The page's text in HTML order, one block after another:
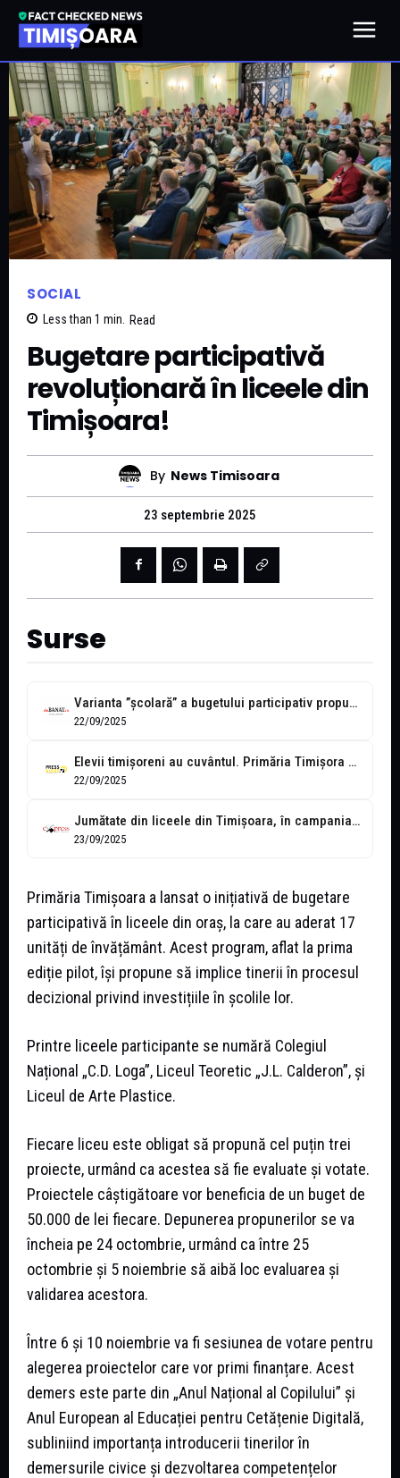
SOCIAL
Less than 1 min. Read
Bugetare participativă
revoluționară în liceele din
Timișoara!
By News Timisoara
23 septembrie 2025
Surse
Varianta ”școlară” a bugetului participativ propus în acest an de Primăria Timișoara...
22/09/2025
Elevii timișoreni au cuvântul. Primăria Timișora a anunțat lista școlilor înscrise în...
22/09/2025
Jumătate din liceele din Timișoara, în campania de bugetare participativă a primăriei
23/09/2025
Primăria Timișoara a lansat o inițiativă de bugetare
participativă în liceele din oraș, la care au aderat 17
unități de învățământ. Acest program, aflat la prima
ediție pilot, își propune să implice tinerii în procesul
decizional privind investițiile în școlile lor.
Printre liceele participante se numără Colegiul
Național „C.D. Loga”, Liceul Teoretic „J.L. Calderon”, și
Liceul de Arte Plastice.
Fiecare liceu este obligat să propună cel puțin trei
proiecte, urmând ca acestea să fie evaluate și votate.
Proiectele câștigătoare vor beneficia de un buget de
50.000 de lei fiecare. Depunerea propunerilor se va
încheia pe 24 octombrie, urmând ca între 25
octombrie și 5 noiembrie să aibă loc evaluarea și
validarea acestora.
Între 6 și 10 noiembrie va fi sesiunea de votare pentru
alegerea proiectelor care vor primi finanțare. Acest
demers este parte din „Anul Național al Copilului” și
Anul European al Educației pentru Cetățenie Digitală,
subliniind importanța introducerii tinerilor în
demersurile civice și dezvoltarea competențelor